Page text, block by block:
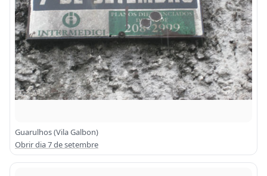
Guarulhos (Vila Galbon)
Obrir dia 7 de setembre